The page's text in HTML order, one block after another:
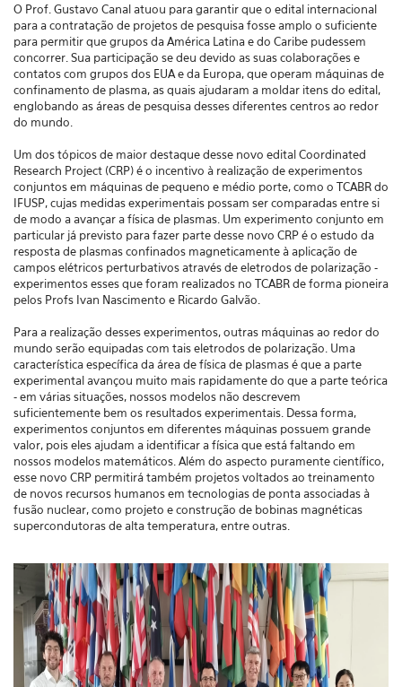
O Prof. Gustavo Canal atuou para garantir que o edital internacional
para a contratação de projetos de pesquisa fosse amplo o suficiente
para permitir que grupos da América Latina e do Caribe pudessem
concorrer. Sua participação se deu devido as suas colaborações e
contatos com grupos dos EUA e da Europa, que operam máquinas de
confinamento de plasma, as quais ajudaram a moldar itens do edital,
englobando as áreas de pesquisa desses diferentes centros ao redor
do mundo.
Um dos tópicos de maior destaque desse novo edital Coordinated
Research Project (CRP) é o incentivo à realização de experimentos
conjuntos em máquinas de pequeno e médio porte, como o TCABR do
IFUSP, cujas medidas experimentais possam ser comparadas entre si
de modo a avançar a física de plasmas. Um experimento conjunto em
particular já previsto para fazer parte desse novo CRP é o estudo da
resposta de plasmas confinados magneticamente à aplicação de
campos elétricos perturbativos através de eletrodos de polarização -
experimentos esses que foram realizados no TCABR de forma pioneira
pelos Profs Ivan Nascimento e Ricardo Galvão.
Para a realização desses experimentos, outras máquinas ao redor do
mundo serão equipadas com tais eletrodos de polarização. Uma
característica específica da área de física de plasmas é que a parte
experimental avançou muito mais rapidamente do que a parte teórica
- em várias situações, nossos modelos não descrevem
suficientemente bem os resultados experimentais. Dessa forma,
experimentos conjuntos em diferentes máquinas possuem grande
valor, pois eles ajudam a identificar a física que está faltando em
nossos modelos matemáticos. Além do aspecto puramente científico,
esse novo CRP permitirá também projetos voltados ao treinamento
de novos recursos humanos em tecnologias de ponta associadas à
fusão nuclear, como projeto e construção de bobinas magnéticas
supercondutoras de alta temperatura, entre outras.